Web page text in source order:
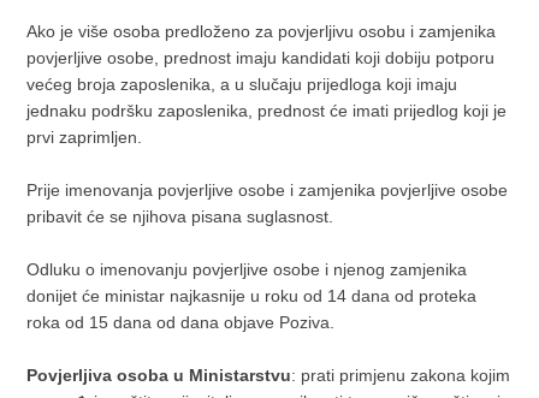
Ako je više osoba predloženo za povjerljivu osobu i zamjenika
povjerljive osobe, prednost imaju kandidati koji dobiju potporu
većeg broja zaposlenika, a u slučaju prijedloga koji imaju
jednaku podršku zaposlenika, prednost će imati prijedlog koji je
prvi zaprimljen.
Prije imenovanja povjerljive osobe i zamjenika povjerljive osobe
pribavit će se njihova pisana suglasnost.
Odluku o imenovanju povjerljive osobe i njenog zamjenika
donijet će ministar najkasnije u roku od 14 dana od proteka
roka od 15 dana od dana objave Poziva.
Povjerljiva osoba u Ministarstvu: prati primjenu zakona kojim